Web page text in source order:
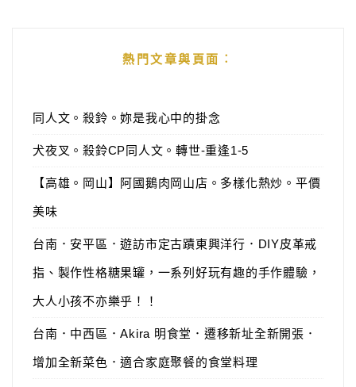
熱門文章與頁面︰
同人文。殺鈴。妳是我心中的掛念
犬夜叉。殺鈴CP同人文。轉世-重逢1-5
【高雄。岡山】阿國鵝肉岡山店。多樣化熱炒。平價
美味
台南．安平區．遊訪市定古蹟東興洋行．DIY皮革戒
指、製作性格糖果罐，一系列好玩有趣的手作體驗，
大人小孩不亦樂乎！！
台南．中西區．Akira 明食堂．遷移新址全新開張．
增加全新菜色．適合家庭聚餐的食堂料理